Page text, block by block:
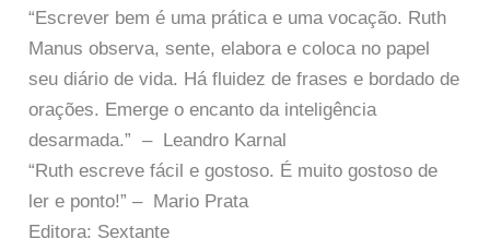
“Escrever bem é uma prática e uma vocação. Ruth
Manus observa, sente, elabora e coloca no papel
seu diário de vida. Há fluidez de frases e bordado de
orações. Emerge o encanto da inteligência
desarmada.” – Leandro Karnal
“Ruth escreve fácil e gostoso. É muito gostoso de
ler e ponto!” – Mario Prata
Editora: Sextante